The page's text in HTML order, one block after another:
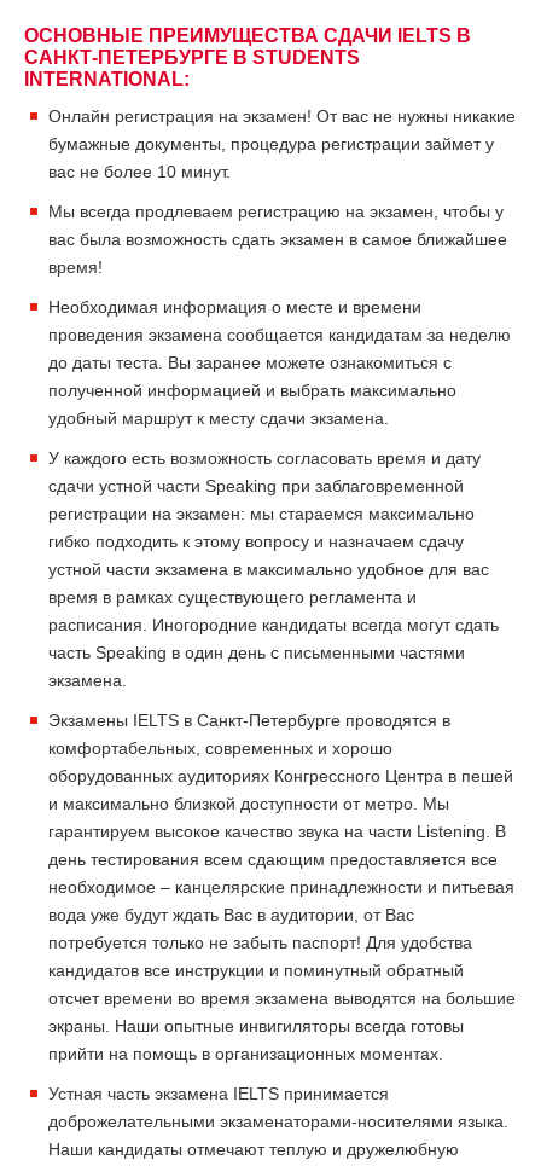
ОСНОВНЫЕ ПРЕИМУЩЕСТВА СДАЧИ IELTS В
САНКТ-ПЕТЕРБУРГЕ В STUDENTS
INTERNATIONAL:
Онлайн регистрация на экзамен! От вас не нужны никакие
бумажные документы, процедура регистрации займет у
вас не более 10 минут.
Мы всегда продлеваем регистрацию на экзамен, чтобы у
вас была возможность сдать экзамен в самое ближайшее
время!
Необходимая информация о месте и времени
проведения экзамена сообщается кандидатам за неделю
до даты теста. Вы заранее можете ознакомиться с
полученной информацией и выбрать максимально
удобный маршрут к месту сдачи экзамена.
У каждого есть возможность согласовать время и дату
сдачи устной части Speaking при заблаговременной
регистрации на экзамен: мы стараемся максимально
гибко подходить к этому вопросу и назначаем сдачу
устной части экзамена в максимально удобное для вас
время в рамках существующего регламента и
расписания. Иногородние кандидаты всегда могут сдать
часть Speaking в один день с письменными частями
экзамена.
Экзамены IELTS в Санкт-Петербурге проводятся в
комфортабельных, современных и хорошо
оборудованных аудиториях Конгрессного Центра в пешей
и максимально близкой доступности от метро. Мы
гарантируем высокое качество звука на части Listening. В
день тестирования всем сдающим предоставляется все
необходимое – канцелярские принадлежности и питьевая
вода уже будут ждать Вас в аудитории, от Вас
потребуется только не забыть паспорт! Для удобства
кандидатов все инструкции и поминутный обратный
отсчет времени во время экзамена выводятся на большие
экраны. Наши опытные инвигиляторы всегда готовы
прийти на помощь в организационных моментах.
Устная часть экзамена IELTS принимается
доброжелательными экзаменаторами-носителями языка.
Наши кандидаты отмечают теплую и дружелюбную